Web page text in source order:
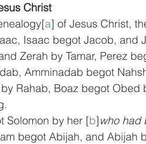
Christ
a] of Jesus Christ,
Isaac begot Jacob, and
Zerah by Tamar, Perez
Amminadab begot
Rahab, Boaz begot Obed
Solomon by her [b]who had
begot Abijah, and Abijah